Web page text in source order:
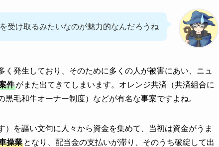
受け取るみたいなのが魅力的なんだろうね
発生しており、そのために多くの人が被害にあい、ニュ
件がまた出てきてしまいます。オレンジ共済（共済組合に
毛和牛オーナー制度）などが有名な事案ですよね。
を謳い文句に人々から資金を集めて、当初は資金がうま
操業 となり、配当金の支払いが滞り、そのうち破綻して出